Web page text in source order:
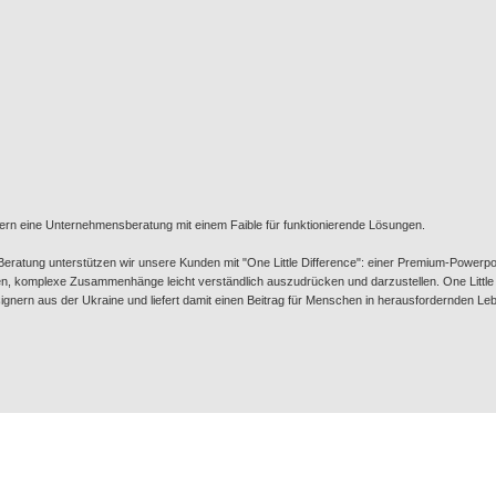
eine Unternehmensberatung mit einem Faible für funktionierende Lösungen.
unterstützen wir unsere Kunden mit "One Little Difference": einer Premium-
komplexe Zusammenhänge leicht verständlich auszudrücken und darzustellen. One
aus der Ukraine und liefert damit einen Beitrag für Menschen in herausfordernden